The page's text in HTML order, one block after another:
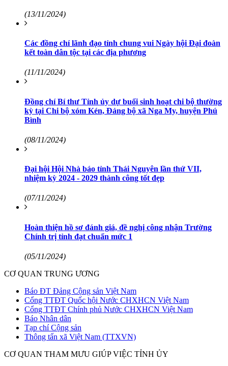
(13/11/2024)
Các đồng chí lãnh đạo tỉnh chung vui Ngày hội Đại đoàn
kết toàn dân tộc tại các địa phương
(11/11/2024)
Đồng chí Bí thư Tỉnh ủy dự buổi sinh hoạt chi bộ thường
kỳ tại Chi bộ xóm Kén, Đảng bộ xã Nga My, huyện Phú
Bình
(08/11/2024)
Đại hội Hội Nhà báo tỉnh Thái Nguyên lần thứ VII,
nhiệm kỳ 2024 - 2029 thành công tốt đẹp
(07/11/2024)
Hoàn thiện hồ sơ đánh giá, đề nghị công nhận Trường
Chính trị tỉnh đạt chuẩn mức 1
(05/11/2024)
CƠ QUAN TRUNG ƯƠNG
Báo ĐT Đảng Cộng sản Việt Nam
Cổng TTĐT Quốc hội Nước CHXHCN Việt Nam
Cổng TTĐT Chính phủ Nước CHXHCN Việt Nam
Báo Nhân dân
Tạp chí Cộng sản
Thông tấn xã Việt Nam (TTXVN)
CƠ QUAN THAM MƯU GIÚP VIỆC TỈNH ỦY